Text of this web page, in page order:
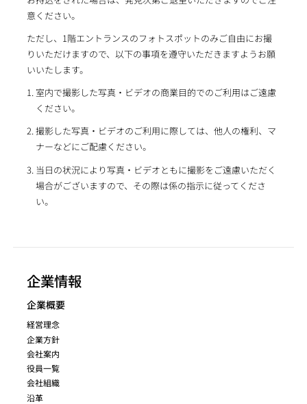
意ください。
ただし、1階エントランスのフォトスポットのみご自由にお撮
りいただけますので、以下の事項を遵守いただきますようお願
いいたします。
室内で撮影した写真・ビデオの商業目的でのご利用はご遠慮
ください。
撮影した写真・ビデオのご利用に際しては、他人の権利、マ
ナーなどにご配慮ください。
当日の状況により写真・ビデオともに撮影をご遠慮いただく
場合がございますので、その際は係の指示に従ってくださ
い。
企業情報
企業概要
経営理念
企業方針
会社案内
役員一覧
会社組織
沿革